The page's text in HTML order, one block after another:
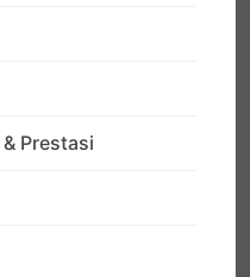
Prestasi